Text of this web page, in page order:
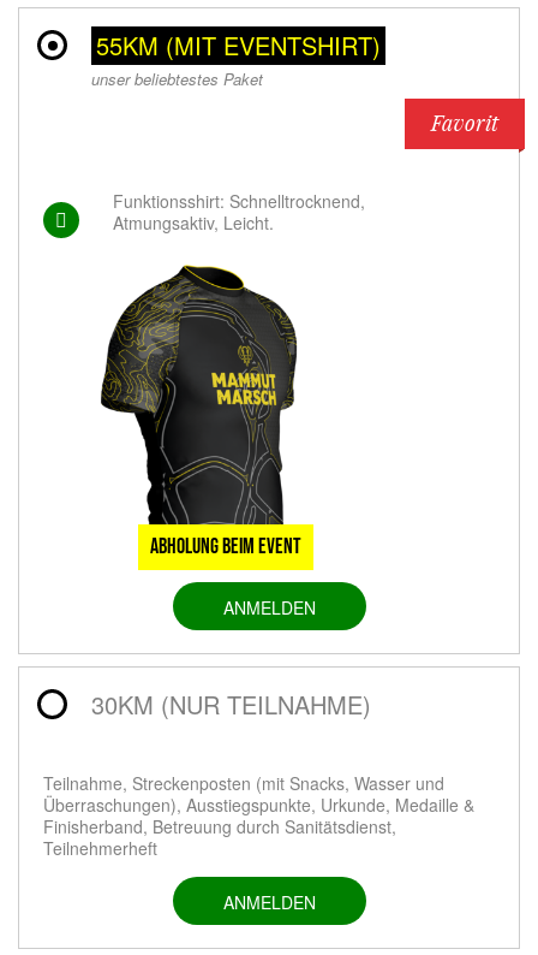
55KM (MIT EVENTSHIRT)
unser beliebtestes Paket
Favorit
Funktionsshirt: Schnelltrocknend,
Atmungsaktiv, Leicht.
Abholung beim Event
ANMELDEN
30KM (NUR TEILNAHME)
Teilnahme, Streckenposten (mit Snacks, Wasser und
Überraschungen), Ausstiegspunkte, Urkunde, Medaille &
Finisherband, Betreuung durch Sanitätsdienst,
Teilnehmerheft
ANMELDEN